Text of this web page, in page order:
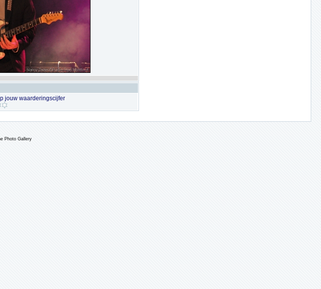
jouw waarderingscijfer
Photo Gallery